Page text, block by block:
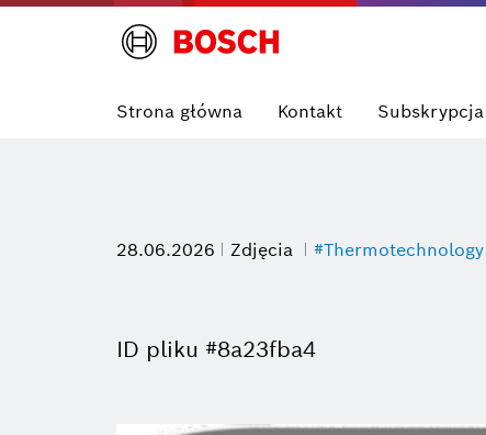
Strona główna Kontakt Subskrypcja
28.06.2026 Zdjęcia #Thermotechnology
ID pliku #8a23fba4